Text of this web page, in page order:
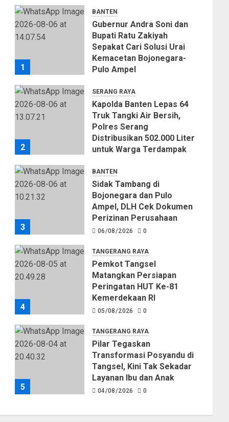
1
BANTEN
Gubernur Andra Soni dan
Bupati Ratu Zakiyah
Sepakat Cari Solusi Urai
Kemacetan Bojonegara-
Pulo Ampel
2
SERANG RAYA
Kapolda Banten Lepas 64
Truk Tangki Air Bersih,
Polres Serang
Distribusikan 502.000 Liter
untuk Warga Terdampak
06/08/2026
3
BANTEN
Sidak Tambang di
Bojonegara dan Pulo
Ampel, DLH Cek Dokumen
Perizinan Perusahaan
06/08/2026 0
4
TANGERANG RAYA
Pemkot Tangsel
Matangkan Persiapan
Peringatan HUT Ke-81
Kemerdekaan RI
05/08/2026 0
5
TANGERANG RAYA
Pilar Tegaskan
Transformasi Posyandu di
Tangsel, Kini Tak Sekadar
Layanan Ibu dan Anak
04/08/2026 0